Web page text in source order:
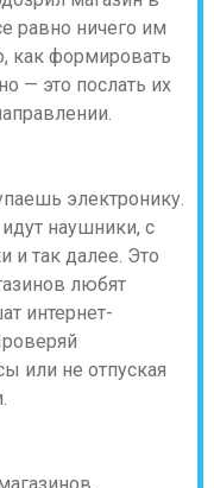
равно ничего им
как формировать
— это послать их
электронику.
наушники, с
и так далее. Это
любят
интернет-
или не отпуская